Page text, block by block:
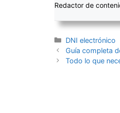
Redactor de
Categorías
DNI electrónico
Navegación
de
Guía completa
Todo lo que